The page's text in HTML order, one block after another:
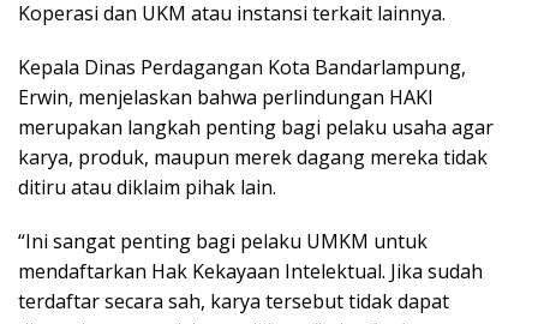
Koperasi dan UKM atau instansi terkait lainnya.
Kepala Dinas Perdagangan Kota Bandarlampung,
Erwin, menjelaskan bahwa perlindungan HAKI
merupakan langkah penting bagi pelaku usaha agar
karya, produk, maupun merek dagang mereka tidak
ditiru atau diklaim pihak lain.
“Ini sangat penting bagi pelaku UMKM untuk
mendaftarkan Hak Kekayaan Intelektual. Jika sudah
terdaftar secara sah, karya tersebut tidak dapat